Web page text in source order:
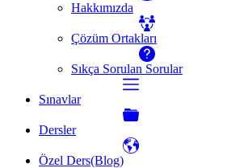
Hakkımızda
Çözüm Ortakları
Sıkça Sorulan Sorular
Sınavlar
Dersler
Özel Ders(Blog)